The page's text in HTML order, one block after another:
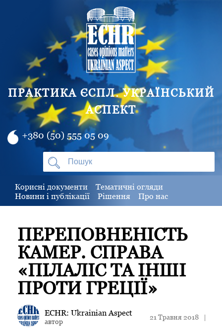
ПРАКТИКА ЄСПЛ. УКРАЇНСЬКИЙ
АСПЕКТ
+380 (50) 555 05 09
Корисні документи
Тематичні огляди
Новини і публікації
Рішення Про нас
ПЕРЕПОВНЕНІСТЬ
КАМЕР. СПРАВА
«ПІЛАЛІС ТА ІНШІ
ПРОТИ ГРЕЦІЇ»
ECHR: Ukrainian Aspect
автор
21 Травня 2018 |